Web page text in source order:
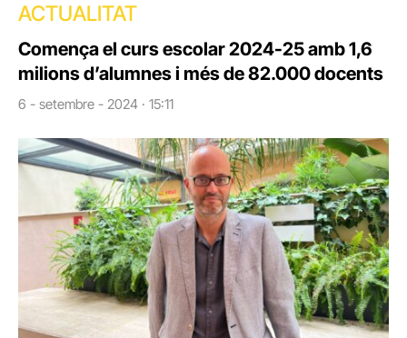
ACTUALITAT
Comença el curs escolar 2024-25 amb 1,6
milions d’alumnes i més de 82.000 docents
6 - setembre - 2024 · 15:11